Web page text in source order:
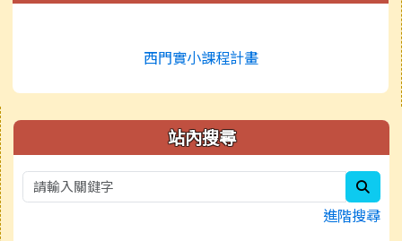
西門實小課程計畫
右邊區域內容 站內搜尋
進階搜尋